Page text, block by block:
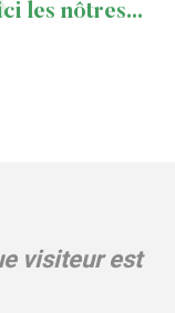
les nôtres...
visiteur est